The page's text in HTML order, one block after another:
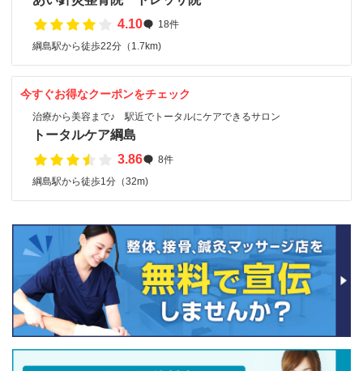
4.10
18件
綱島駅から徒歩22分（1.7km)
今すぐお得なクーポンをチェック
治療から美容まで♪ 駅近でトータルにケアできるサロン
トータルケア綱島
3.86
8件
綱島駅から徒歩1分（32m)